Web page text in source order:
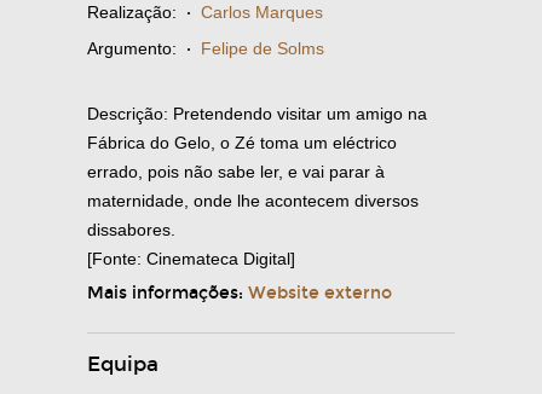
Realização: · Carlos Marques
Argumento: · Felipe de Solms
Descrição: Pretendendo visitar um amigo na
Fábrica do Gelo, o Zé toma um eléctrico
errado, pois não sabe ler, e vai parar à
maternidade, onde lhe acontecem diversos
dissabores.
[Fonte: Cinemateca Digital]
Mais informações: Website externo
Equipa